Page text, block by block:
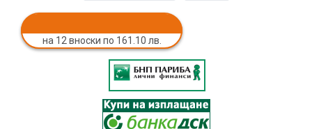
на 12 вноски по 161.10 лв.